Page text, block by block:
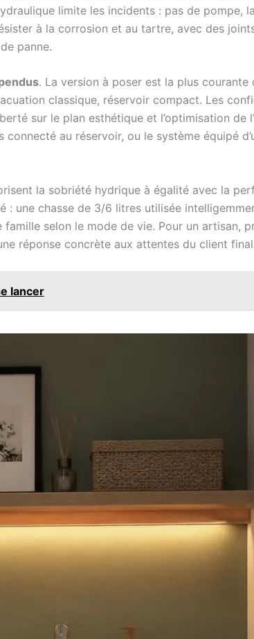
limite les incidents : pas de pompe,
à la corrosion et au tartre, avec des
panne.
. La version à poser est la plus
classique, réservoir compact. Les
sur le plan esthétique et l’optimisation de
au réservoir, ou le système équipé
la sobriété hydrique à égalité avec la
une chasse de 3/6 litres utilisée
famille selon le mode de vie. Pour un artisan,
réponse concrète aux attentes du client
lancer